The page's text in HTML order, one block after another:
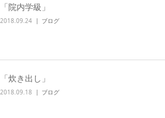
「院内学級」
2018.09.24 ブログ
「炊き出し」
2018.09.18 ブログ